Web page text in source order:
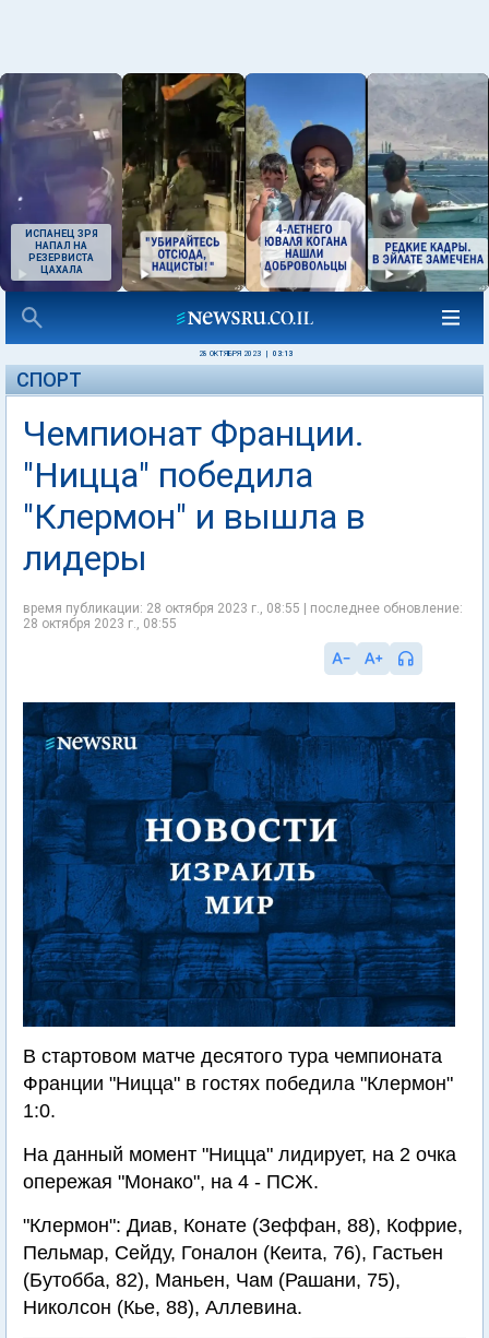
ИСПАНЕЦ ЗРЯ
НАПАЛ НА
РЕЗЕРВИСТА
ЦАХАЛА
28 ОКТЯБРЯ 2023 03:13
СПОРТ
Чемпионат Франции.
"Ницца" победила
"Клермон" и вышла в
лидеры
время публикации: 28 октября 2023 г., 08:55 | последнее обновление:
28 октября 2023 г., 08:55
В стартовом матче десятого тура чемпионата
Франции "Ницца" в гостях победила "Клермон"
1:0.
На данный момент "Ницца" лидирует, на 2 очка
опережая "Монако", на 4 - ПСЖ.
"Клермон": Диав, Конате (Зеффан, 88), Кофрие,
Пельмар, Сейду, Гоналон (Кеита, 76), Гастьен
(Бутобба, 82), Маньен, Чам (Рашани, 75),
Николсон (Кье, 88), Аллевина.